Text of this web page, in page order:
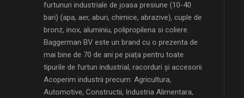
furtunuri industriale de joasa presiune (10-40
bari) (apa, aer, aburi, chimice, abrazive), cuple de
bronz, inox, aluminiu, polipropilena si coliere.
Baggerman BV este un brand cu o prezenta de
mai bine de 70 de ani pe piața pentru toate
tipurile de furtun industrial, racorduri și accesorii.
Acoperim industrii precum: Agricultura,
Automotive, Constructii, Industria Alimentara,